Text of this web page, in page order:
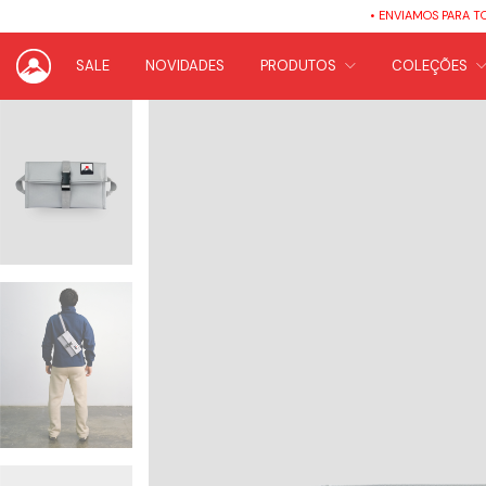
• ENVIAMOS PARA TODO O
SALE NOVIDADES PRODUTOS COLEÇÕES